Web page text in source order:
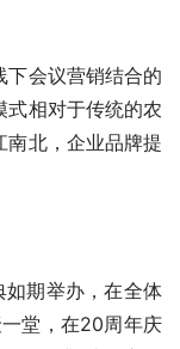
会议营销结合的
式相对于传统的农
南北，企业品牌提
期举办，在全体
堂，在20周年庆